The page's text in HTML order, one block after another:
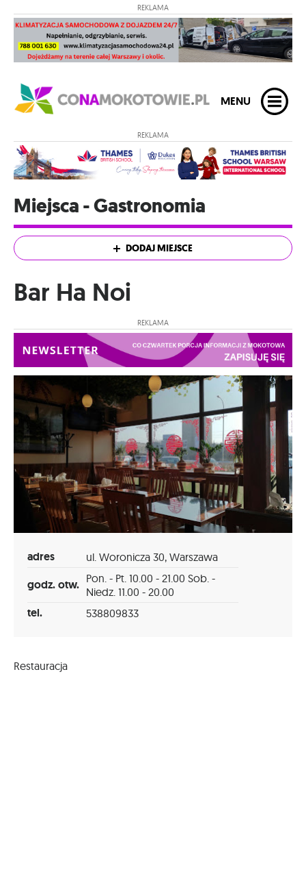
REKLAMA
MENU
REKLAMA
Miejsca - Gastronomia
DODAJ MIEJSCE
Bar Ha Noi
REKLAMA
adres ul. Woronicza 30, Warszawa
godz. otw. Pon. - Pt. 10.00 - 21.00 Sob. -
Niedz. 11.00 - 20.00
tel. 538809833
Restauracja